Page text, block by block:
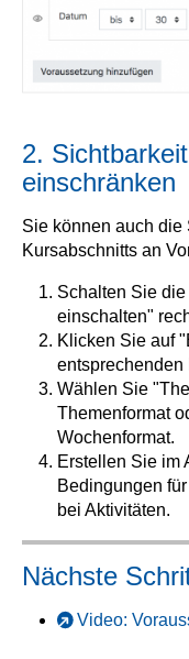
2.
einschränken
Sie können auch die
Kursabschnitts an
Schalten Sie
einschalten"
Klicken Sie auf
entsprechenden
Wählen Sie
Themenformat
Wochenformat.
Erstellen Sie im
Bedingungen
bei Aktivitäten.
Nächste
Video: